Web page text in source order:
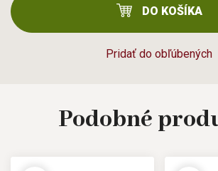
Pridať do obľúbených
DO KOŠÍKA
Podobné